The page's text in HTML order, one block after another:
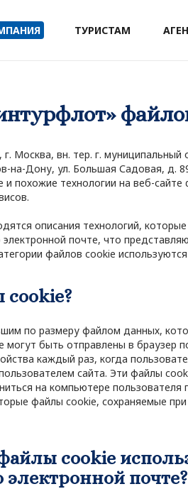
ТУРИСТАМ
Москва, вн. тер. г.
на-Дону, ул. Большая Садовая, д.
и похожие технологии на веб-
описания технологий,
почте, что
файлов cookie
cookie?
по размеру файлом данных,
быть отправлены в браузер
каждый раз, когда
сайта. Эти файлы
на компьютере
файлы cookie, сохраняемые
cookie
почте?